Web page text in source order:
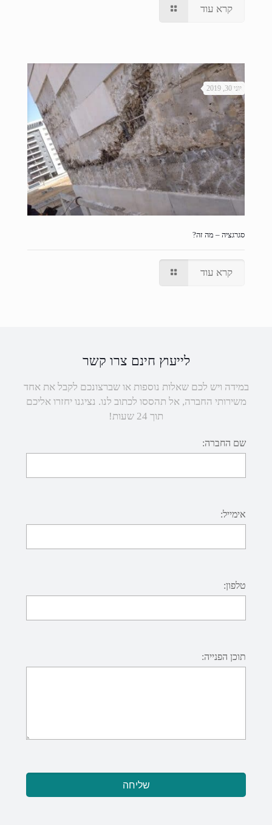
קרא עוד
יוני 30, 2019
סגרגציה – מה זה?
קרא עוד
לייעוץ חינם צרו קשר
במידה ויש לכם שאלות נוספות או שברצונכם לקבל את אחד
משירותי החברה, אל תהססו לכתוב לנו. נציגנו יחזרו אליכם
תוך 24 שעות!
שם החברה:
אימייל:
טלפון:
תוכן הפנייה: